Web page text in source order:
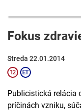
Fokus
Streda 22.01.2014
Publicistická relácia
príčinách vzniku,